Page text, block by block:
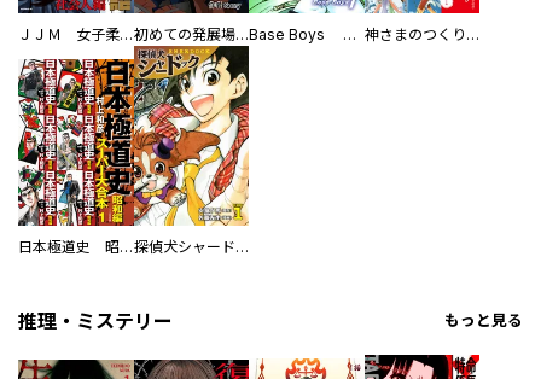
ＪＪＭ 女子柔道部物語 社会人編 初めての発展場 【白抜き修正版】 Base Boys 新装版 神さまのつくりかた。スーパー大合本
日本極道史 昭和編 スーパー大合本 探偵犬シャードック（新装版）
推理・ミステリー もっと見る